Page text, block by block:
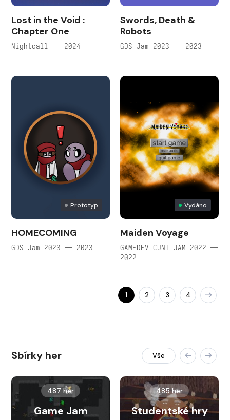
Lost in the Void :
Chapter One
Nightcall — 2024
Swords, Death &
Robots
GDS Jam 2023 — 2023
Prototyp
HOMECOMING
GDS Jam 2023 — 2023
Vydáno
Maiden Voyage
GAMEDEV CUNI JAM 2022 —
2022
1 2 3 4
Sbírky her Vše
487 her
Game Jam
485 her
Studentské hry